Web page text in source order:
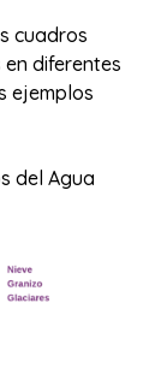
cuadros
diferentes
ejemplos
del Agua